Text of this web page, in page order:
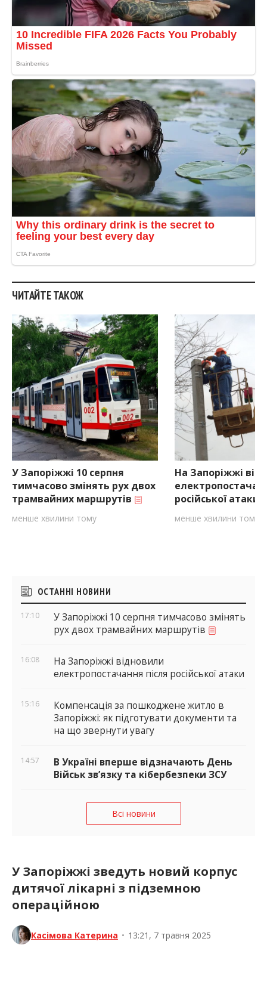
ЧИТАЙТЕ ТАКОЖ
У Запоріжжі 10 серпня
тимчасово змінять рух двох
трамвайних маршрутів
менше хвилини тому
На Запоріжжі
російської атаки
менше хвилини тому
Бічні
віджети
ОСТАННІ НОВИНИ
17:10
У Запоріжжі 10 серпня тимчасово змінять
рух двох трамвайних маршрутів
16:08
На Запоріжжі відновили
електропостачання після російської атаки
15:16
Компенсація за пошкоджене житло в
Запоріжжі: як підготувати документи та
на що звернути увагу
14:57
В Україні вперше відзначають День
Військ зв’язку та кібербезпеки ЗСУ
Всі новини
У Запоріжжі зведуть новий корпус
дитячої лікарні з підземною
операційною
Касімова Катерина • 13:21, 7 травня 2025